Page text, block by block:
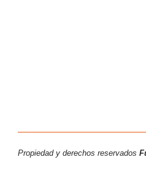
Propiedad y derechos reservados